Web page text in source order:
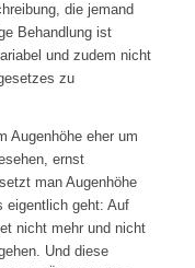
die jemand
Behandlung ist
und zudem nicht
zu
Augenhöhe eher um
ernst
man Augenhöhe
eigentlich geht: Auf
nicht mehr und nicht
Und diese